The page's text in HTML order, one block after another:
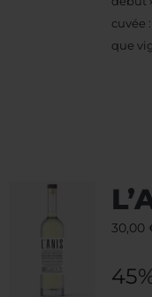
cuvée
que
30,00